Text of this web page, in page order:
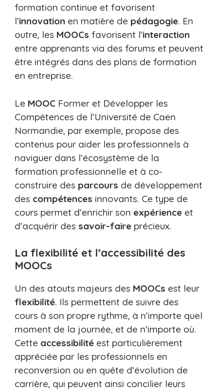
formation continue et favorisent
l’innovation en matière de pédagogie. En
outre, les MOOCs favorisent l’interaction
entre apprenants via des forums et peuvent
être intégrés dans des plans de formation
en entreprise.
Le MOOC Former et Développer les
Compétences de l’Université de Caen
Normandie, par exemple, propose des
contenus pour aider les professionnels à
naviguer dans l’écosystème de la
formation professionnelle et à co-
construire des parcours de développement
des compétences innovants. Ce type de
cours permet d’enrichir son expérience et
d’acquérir des savoir-faire précieux.
La flexibilité et l’accessibilité des
MOOCs
Un des atouts majeurs des MOOCs est leur
flexibilité. Ils permettent de suivre des
cours à son propre rythme, à n’importe quel
moment de la journée, et de n’importe où.
Cette accessibilité est particulièrement
appréciée par les professionnels en
reconversion ou en quête d’évolution de
carrière, qui peuvent ainsi concilier leurs